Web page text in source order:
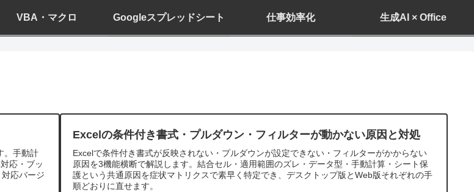
VBA・マクロ Googleスプレッドシート 仕事効率化 生成AI × Office
。手動計
応・ブッ
応バージ
Excelの条件付き書式・プルダウン・フィルターが動かない原因と対処
Excelで条件付き書式が反映されない・プルダウンが設定できない・フィルターがかからない
原因を3機能横断で解説します。結合セル・適用範囲のズレ・データ型・手動計算・シート保
護という共通原因を症状マトリクスで素早く特定でき、デスクトップ版とWeb版それぞれの手
順どおりに直せます。